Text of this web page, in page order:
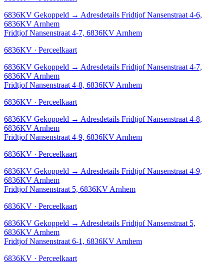
6836KV Gekoppeld → Adresdetails Fridtjof Nansenstraat 4-6,
6836KV Arnhem
Fridtjof Nansenstraat 4-7, 6836KV Arnhem
6836KV · Perceelkaart
6836KV Gekoppeld → Adresdetails Fridtjof Nansenstraat 4-7,
6836KV Arnhem
Fridtjof Nansenstraat 4-8, 6836KV Arnhem
6836KV · Perceelkaart
6836KV Gekoppeld → Adresdetails Fridtjof Nansenstraat 4-8,
6836KV Arnhem
Fridtjof Nansenstraat 4-9, 6836KV Arnhem
6836KV · Perceelkaart
6836KV Gekoppeld → Adresdetails Fridtjof Nansenstraat 4-9,
6836KV Arnhem
Fridtjof Nansenstraat 5, 6836KV Arnhem
6836KV · Perceelkaart
6836KV Gekoppeld → Adresdetails Fridtjof Nansenstraat 5,
6836KV Arnhem
Fridtjof Nansenstraat 6-1, 6836KV Arnhem
6836KV · Perceelkaart